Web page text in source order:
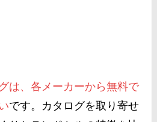
は、各メーカーから無料で
です。カタログを取り寄せ